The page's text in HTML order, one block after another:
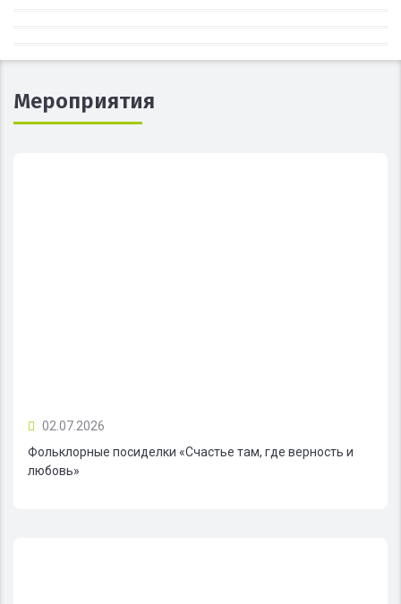
Мероприятия
02.07.2026
Фольклорные посиделки «Счастье там, где верность и
любовь»